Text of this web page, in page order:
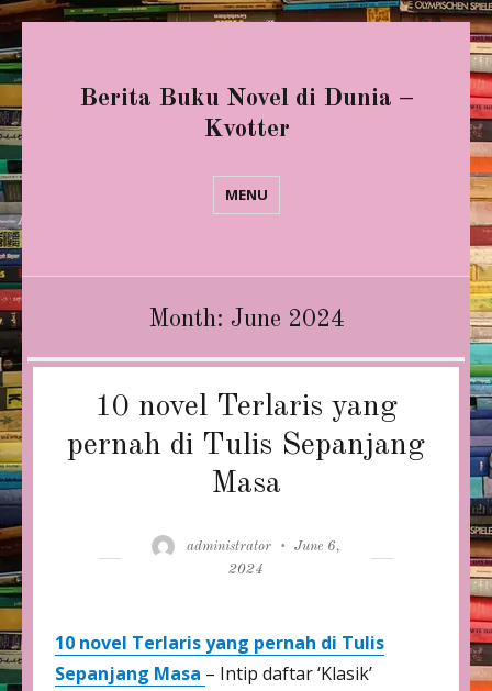
Berita Buku Novel di Dunia –
Kvotter
MENU
Month: June 2024
10 novel Terlaris yang
pernah di Tulis Sepanjang
Masa
Author
administrator
Posted
June 6,
2024
10 novel Terlaris yang pernah di Tulis
Sepanjang Masa – Intip daftar ‘Klasik’